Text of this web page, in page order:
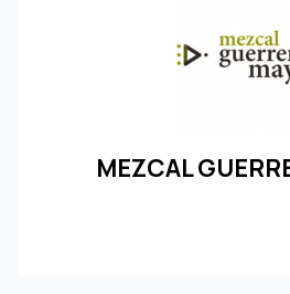
MEZCAL